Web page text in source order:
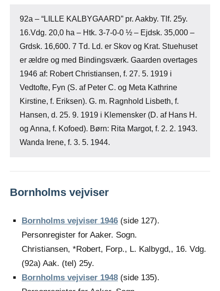
92a – “LILLE KALBYGAARD” pr. Aakby. Tlf. 25y.
16.Vdg. 20,0 ha – Htk. 3-7-0-0 ½ – Ejdsk. 35,000 –
Grdsk. 16,600. 7 Td. Ld. er Skov og Krat. Stuehuset
er ældre og med Bindingsværk. Gaarden overtages
1946 af: Robert Christiansen, f. 27. 5. 1919 i
Vedtofte, Fyn (S. af Peter C. og Meta Kathrine
Kirstine, f. Eriksen). G. m. Ragnhold Lisbeth, f.
Hansen, d. 25. 9. 1919 i Klemensker (D. af Hans H.
og Anna, f. Kofoed). Børn: Rita Margot, f. 2. 2. 1943.
Wanda Irene, f. 3. 5. 1944.
Bornholms vejviser
Bornholms vejviser 1946 (side 127).
Personregister for Aaker. Sogn.
Christiansen, *Robert, Forp., L. Kalbygd,, 16. Vdg.
(92a) Aak. (tel) 25y.
Bornholms vejviser 1948 (side 135).